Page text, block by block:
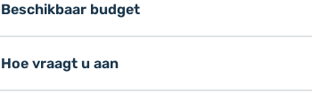
Beschikbaar budget
Hoe vraagt u aan